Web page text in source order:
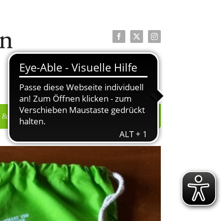
Facebook
X Instagram
PRESSE